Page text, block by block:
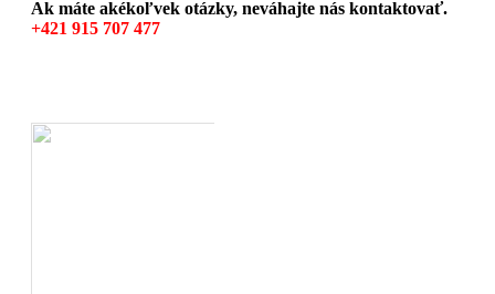
Ak máte akékoľvek otázky, neváhajte nás kontaktovať.
+421 915 707 477